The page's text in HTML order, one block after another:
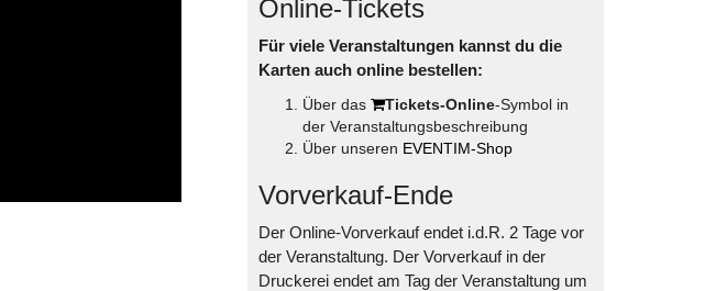
Online-Tickets
Für viele Veranstaltungen kannst du die
Karten auch online bestellen:
Über das Tickets-Online-Symbol in
der Veranstaltungsbeschreibung
Über unseren EVENTIM-Shop
Vorverkauf-Ende
Der Online-Vorverkauf endet i.d.R. 2 Tage vor
der Veranstaltung. Der Vorverkauf in der
Druckerei endet am Tag der Veranstaltung um